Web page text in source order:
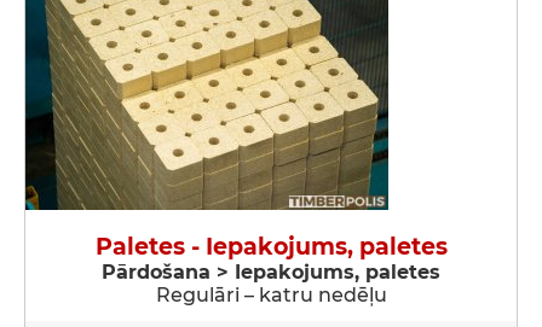
Paletes - Iepakojums, paletes
Pārdošana > Iepakojums, paletes
Regulāri – katru nedēļu